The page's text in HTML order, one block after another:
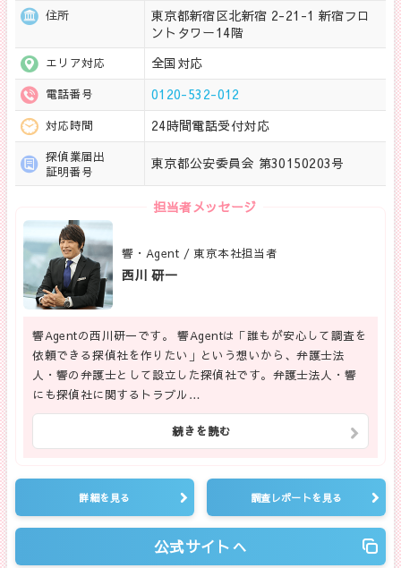
住所
東京都新宿区北新宿 2-21-1 新宿フロ
ントタワー14階
エリア対応 全国対応
電話番号 0120-532-012
対応時間 24時間電話受付対応
探偵業届出
証明番号
東京都公安委員会 第30150203号
担当者メッセージ
響・Agent / 東京本社担当者
西川 研一
響Agentの西川研一です。 響Agentは「誰もが安心して調査を
依頼できる探偵社を作りたい」という想いから、弁護士法
人・響の弁護士として設立した探偵社です。弁護士法人・響
にも探偵社に関するトラブル…
続きを読む
詳細を見る 調査レポートを見る
公式サイトへ